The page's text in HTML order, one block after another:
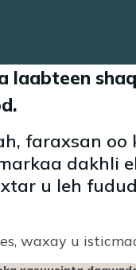
laabteen
faraxsan oo
dakhli
u leh
waxay u